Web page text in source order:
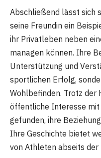
Abschließend lässt sich
seine Freundin ein
ihr Privatleben neben
managen können. Ihre
Unterstützung und
sportlichen Erfolg,
Wohlbefinden. Trotz der
öffentliche Interesse mit
gefunden, ihre
Ihre Geschichte bietet
von Athleten abseits der